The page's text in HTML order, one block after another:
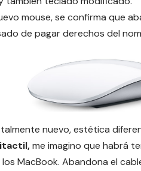
mouse, se confirma que
de pagar derechos del
nuevo, estética
me imagino que habrá
MacBook. Abandona el